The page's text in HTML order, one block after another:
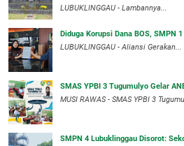
LUBUKLINGGAU - Lambannya...
Diduga Korupsi Dana BOS, SMPN
LUBUKLINGGAU - Aliansi Gerakan...
SMAS YPBI 3 Tugumulyo Gelar
MUSI RAWAS - SMAS YPBI 3
SMPN 4 Lubuklinggau Disorot: